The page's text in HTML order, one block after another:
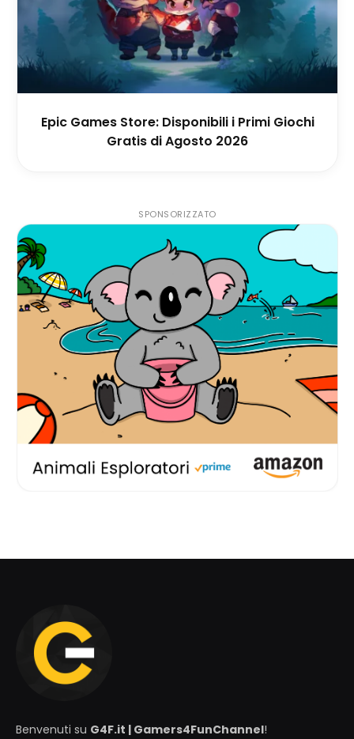
Epic Games Store: Disponibili i Primi Giochi
Gratis di Agosto 2026
SPONSORIZZATO
Benvenuti su G4F.it | Gamers4FunChannel!